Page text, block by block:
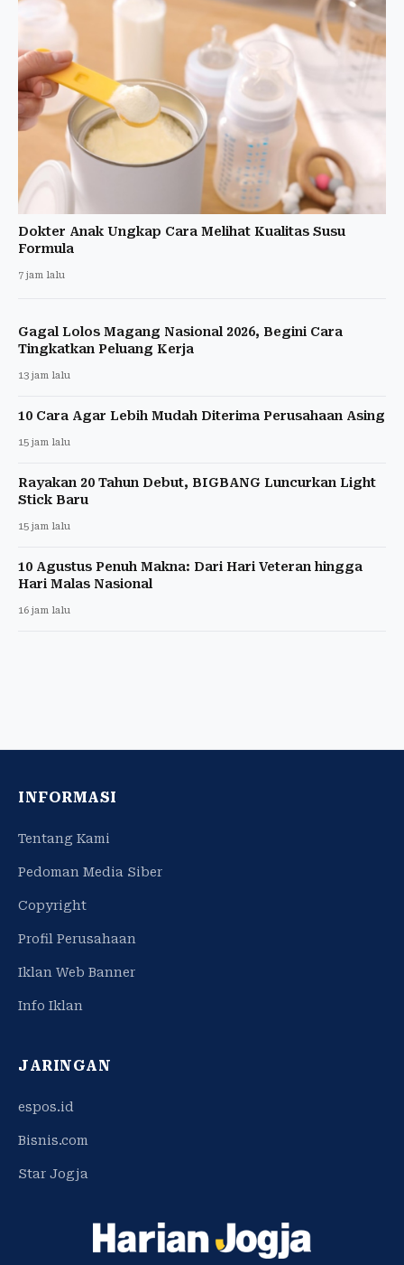
Dokter Anak Ungkap Cara Melihat Kualitas Susu
Formula
7 jam lalu
Gagal Lolos Magang Nasional 2026, Begini Cara
Tingkatkan Peluang Kerja
13 jam lalu
10 Cara Agar Lebih Mudah Diterima Perusahaan Asing
15 jam lalu
Rayakan 20 Tahun Debut, BIGBANG Luncurkan Light
Stick Baru
15 jam lalu
10 Agustus Penuh Makna: Dari Hari Veteran hingga
Hari Malas Nasional
16 jam lalu
INFORMASI
Tentang Kami
Pedoman Media Siber
Copyright
Profil Perusahaan
Iklan Web Banner
Info Iklan
JARINGAN
espos.id
Bisnis.com
Star Jogja